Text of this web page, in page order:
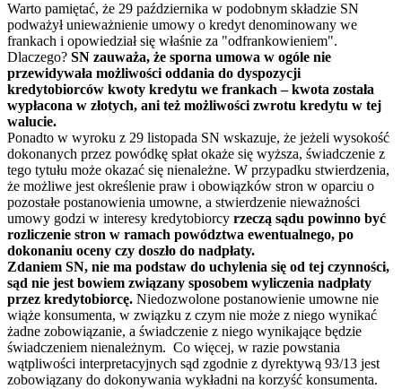
Warto pamiętać, że 29 października w podobnym składzie SN
podważył unieważnienie umowy o kredyt denominowany we
frankach i opowiedział się właśnie za "odfrankowieniem".
Dlaczego? SN zauważa, że sporna umowa w ogóle nie
przewidywała możliwości oddania do dyspozycji
kredytobiorców kwoty kredytu we frankach – kwota została
wypłacona w złotych, ani też możliwości zwrotu kredytu w tej
walucie.
Ponadto w wyroku z 29 listopada SN wskazuje, że jeżeli wysokość
dokonanych przez powódkę spłat okaże się wyższa, świadczenie z
tego tytułu może okazać się nienależne. W przypadku stwierdzenia,
że możliwe jest określenie praw i obowiązków stron w oparciu o
pozostałe postanowienia umowne, a stwierdzenie nieważności
umowy godzi w interesy kredytobiorcy rzeczą sądu powinno być
rozliczenie stron w ramach powództwa ewentualnego, po
dokonaniu oceny czy doszło do nadpłaty.
Zdaniem SN, nie ma podstaw do uchylenia się od tej czynności,
sąd nie jest bowiem związany sposobem wyliczenia nadpłaty
przez kredytobiorcę. Niedozwolone postanowienie umowne nie
wiąże konsumenta, w związku z czym nie może z niego wynikać
żadne zobowiązanie, a świadczenie z niego wynikające będzie
świadczeniem nienależnym. Co więcej, w razie powstania
wątpliwości interpretacyjnych sąd zgodnie z dyrektywą 93/13 jest
zobowiązany do dokonywania wykładni na korzyść konsumenta.